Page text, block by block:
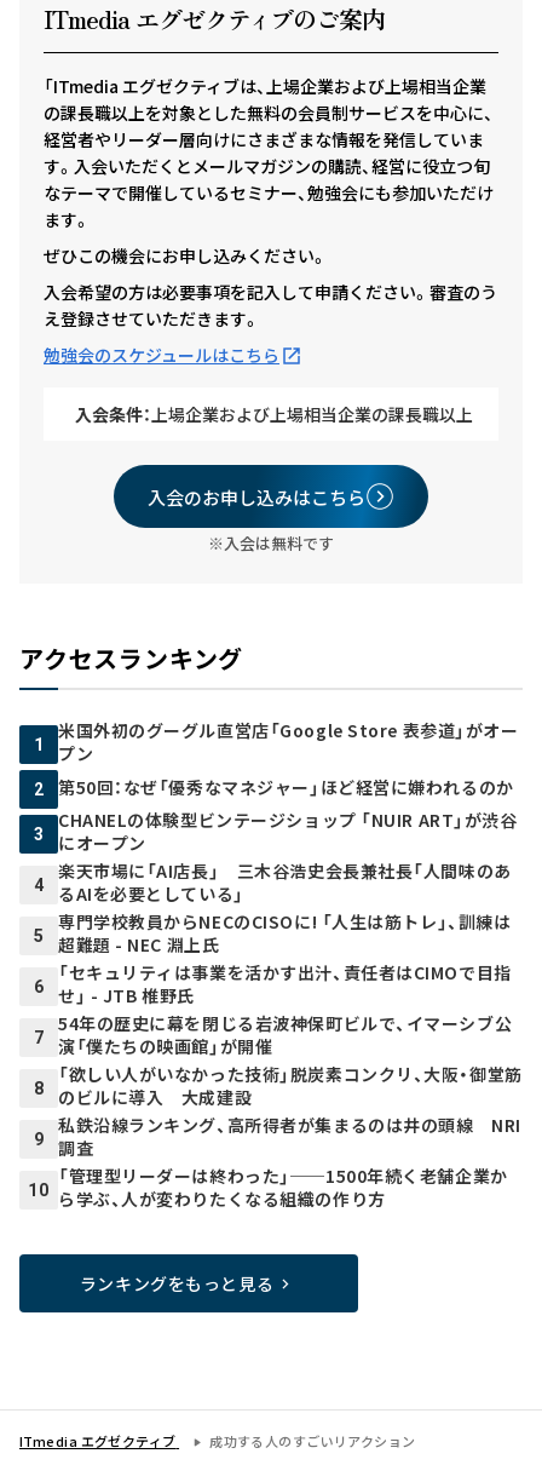
ITmedia エグゼクティ ブのご案内
「ITmedia エグゼクティブは、上場企業および上場相当企業
の課長職以上を対象とした無料の会員制サービスを中心に、
経営者やリーダー層向けにさまざまな情報を発信していま
す。入会いただくとメールマガジンの購読、経営に役立つ旬
なテーマで開催しているセミナー、勉強会にも参加いただけ
ます。
ぜひこの機会にお申し込みください。
入会希望の方は必要事項を記入して申請ください。審査のう
え登録させていただきます。
勉強会のスケジュールはこちら
入会条件：上場企業および上場相当企業の課長職以上
入会のお申し込みはこちら
※入会は無料です
アクセスランキング
1
米国外初のグーグル直営店「Google Store 表参道」がオー
プン
2 第50回：なぜ「優秀なマネジャー」ほど経営に嫌われるのか
3
CHANELの体験型ビンテージショップ 「NUIR ART」が渋谷
にオープン
4
楽天市場に「AI店長」 三木谷浩史会長兼社長「人間味のあ
るAIを必要としている」
5
専門学校教員からNECのCISOに! 「人生は筋トレ」、訓練は
超難題 - NEC 淵上氏
6
「セキュリティは事業を活かす出汁、責任者はCIMOで目指
せ」 - JTB 椎野氏
7
54年の歴史に幕を閉じる岩波神保町ビルで、イマーシブ公
演「僕たちの映画館」が開催
8
「欲しい人がいなかった技術」脱炭素コンクリ、大阪・御堂筋
のビルに導入 大成建設
9
私鉄沿線ランキング、高所得者が集まるのは井の頭線 NRI
調査
10
「管理型リーダーは終わった」──1500年続く老舗企業か
ら学ぶ、人が変わりたくなる組織の作り方
ランキングをもっと見る
ITmedia エグゼクティブ 成功する人のすごいリアクション